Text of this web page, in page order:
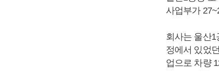
사업부가
회사는 울산1
정에서 있었
업으로 차량